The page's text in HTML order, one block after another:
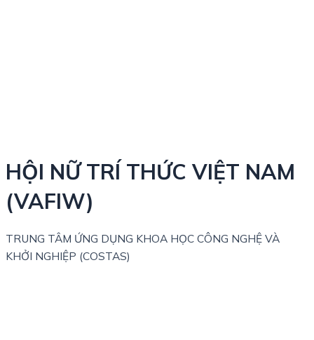
HỘI NỮ TRÍ THỨC VIỆT NAM
(VAFIW)
TRUNG TÂM ỨNG DỤNG KHOA HỌC CÔNG NGHỆ VÀ
KHỞI NGHIỆP (COSTAS)